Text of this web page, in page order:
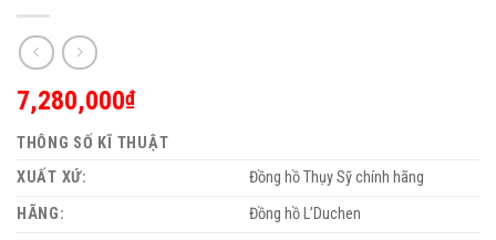
7,280,000₫
THÔNG SỐ KĨ THUẬT
XUẤT XỨ:
Đồng hồ Thụy Sỹ chính hãng
HÃNG:
Đồng hồ L’Duchen